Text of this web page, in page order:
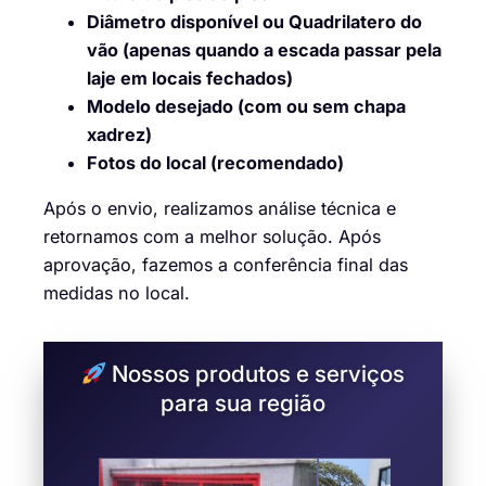
Diâmetro disponível ou Quadrilatero do
vão (apenas quando a escada passar pela
laje em locais fechados)
Modelo desejado (com ou sem chapa
xadrez)
Fotos do local (recomendado)
Após o envio, realizamos análise técnica e
retornamos com a melhor solução. Após
aprovação, fazemos a conferência final das
medidas no local.
Nossos produtos e serviços
para sua região